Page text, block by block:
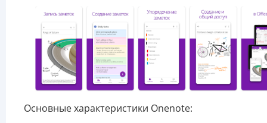
Основные характеристики Onenote: